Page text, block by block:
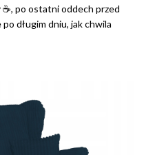
po ostatni oddech przed
długim dniu, jak chwila